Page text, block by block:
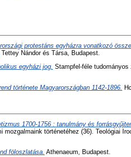
protestáns egyházra vonatkozó
Tettey Nándor és Társa, Budapest.
egyházi jog. Stampfel-féle
története Magyarországban 1142-1896.
1700-1756 : tanulmány és
történetéhez (36). Teológiai
föloszlatása. Athenaeum, Budapest.